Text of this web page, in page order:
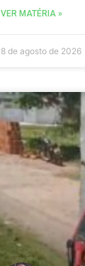
VER MATÉRIA »
8 de agosto de 2026